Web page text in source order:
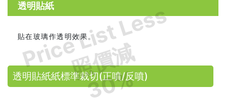
Price List Less
照價減
30%
透明貼紙
貼在玻璃作透明效果。
透明貼紙紙標準裁切(正噴/反噴)